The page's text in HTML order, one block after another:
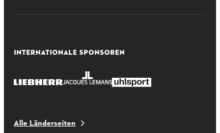
INTERNATIONALE SPONSOREN
Alle Länderseiten